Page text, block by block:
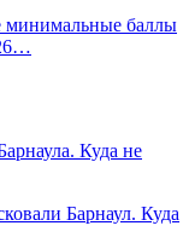
баллы
Куда не
Барнаул. Куда